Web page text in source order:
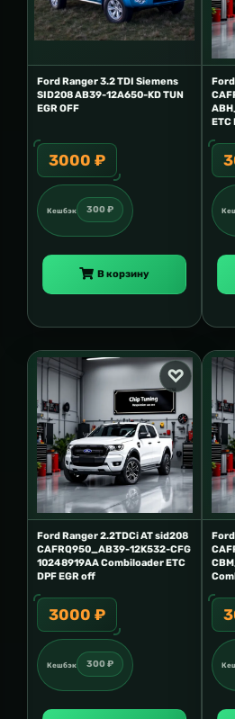
Ford Ranger 3.2 TDI Siemens
SID208 AB39-12A650-KD TUN
EGR OFF
3000 ₽
Кешбэк 300 ₽
В корзину
ETC
Ford Ranger 2.2TDCi AT sid208
CAFRQ950_AB39-12K532-CFG
10248919AA Combiloader ETC
DPF EGR off
3000 ₽
Кешбэк 300 ₽